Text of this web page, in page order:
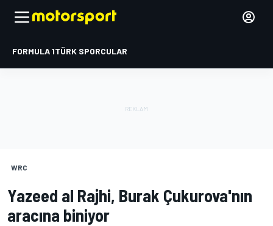
FORMULA 1TÜRK SPORCULAR
WRC
Yazeed al Rajhi, Burak Çukurova'nın
aracına biniyor